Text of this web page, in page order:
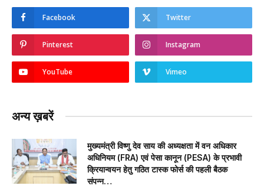
Facebook Twitter
Pinterest Instagram
YouTube Vimeo
अन्य ख़बरें
मुख्यमंत्री विष्णु देव साय की अध्यक्षता में वन अधिकार
अधिनियम (FRA) एवं पेसा कानून (PESA) के प्रभावी
क्रियान्वयन हेतु गठित टास्क फोर्स की पहली बैठक
संपन्न…